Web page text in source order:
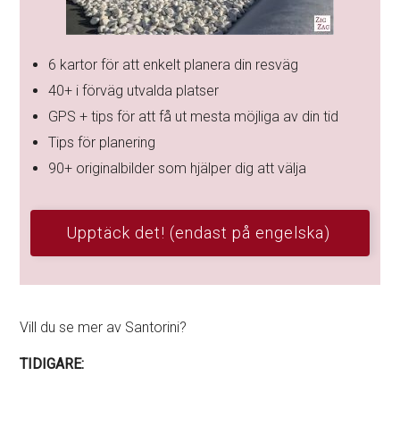
6 kartor för att enkelt planera din resväg
40+ i förväg utvalda platser
GPS + tips för att få ut mesta möjliga av din tid
Tips för planering
90+ originalbilder som hjälper dig att välja
Upptäck det! (endast på engelska)
Vill du se mer av Santorini?
TIDIGARE: